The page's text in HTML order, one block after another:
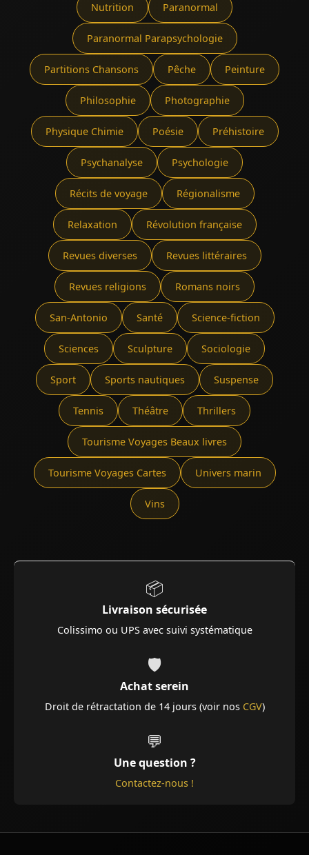
Nutrition Paranormal
Paranormal Parapsychologie
Partitions Chansons Pêche Peinture
Philosophie Photographie
Physique Chimie Poésie Préhistoire
Psychanalyse Psychologie
Récits de voyage Régionalisme
Relaxation Révolution française
Revues diverses Revues littéraires
Revues religions Romans noirs
San-Antonio Santé Science-fiction
Sciences Sculpture Sociologie
Sport Sports nautiques Suspense
Tennis Théâtre Thrillers
Tourisme Voyages Beaux livres
Tourisme Voyages Cartes Univers marin
Vins
📦
Livraison sécurisée
Colissimo ou UPS avec suivi systématique
🛡️
Achat serein
Droit de rétractation de 14 jours (voir nos CGV)
💬
Une question ?
Contactez-nous !